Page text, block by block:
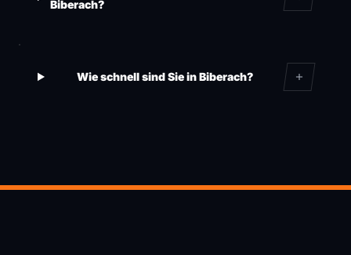
Biberach?
Wie schnell sind Sie in Biberach?